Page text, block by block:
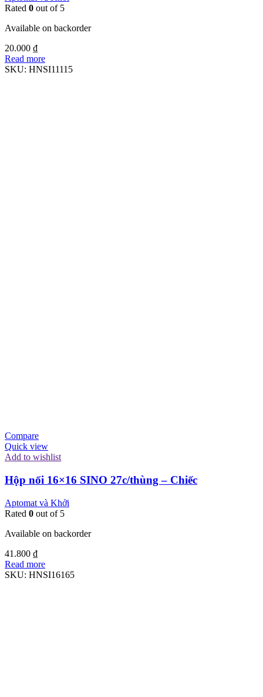
Rated 0 out of 5
Available on backorder
20.000 ₫
Read more
SKU: HNSI11115
Compare
Quick view
Add to wishlist
Hộp nối 16×16 SINO 27c/thùng – Chiếc
Aptomat và Khởi
Rated 0 out of 5
Available on backorder
41.800 ₫
Read more
SKU: HNSI16165